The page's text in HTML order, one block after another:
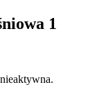
1